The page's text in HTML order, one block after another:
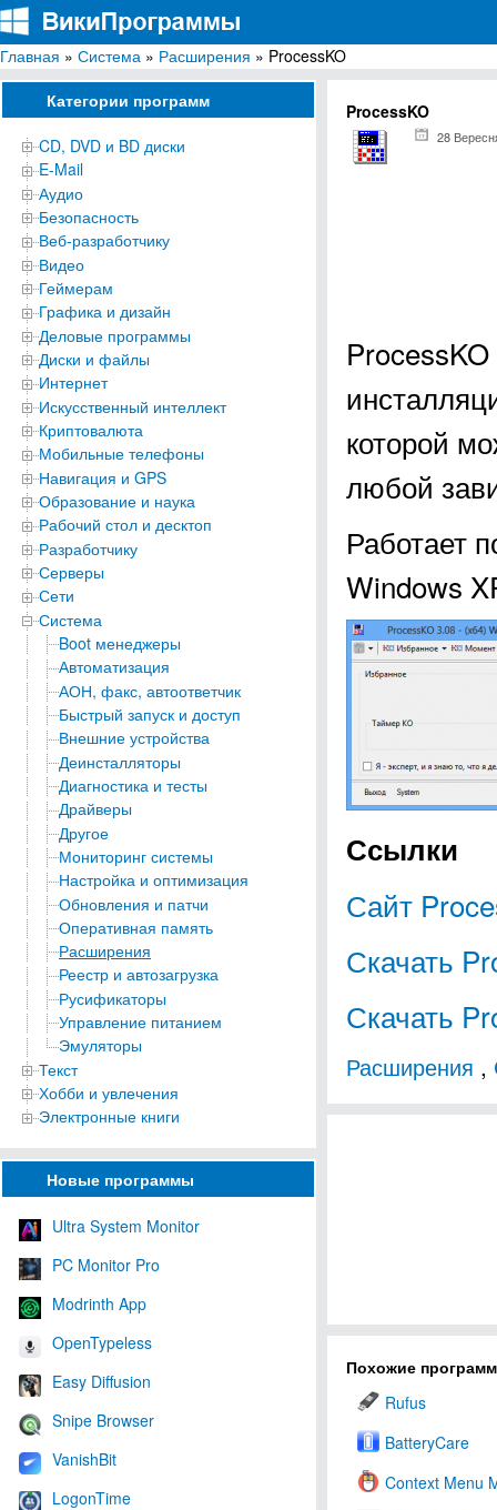
ВикиПрограммы
Энциклопедия бесплатных компьютерных программ для Windows
Главная » Система » Расширения » ProcessKO
Категории программ
CD, DVD и BD диски
E-Mail
Аудио
Безопасность
Веб-разработчику
Видео
Геймерам
Графика и дизайн
Деловые программы
Диски и файлы
Интернет
Искусственный интеллект
Криптовалюта
Мобильные телефоны
Навигация и GPS
Образование и наука
Рабочий стол и десктоп
Разработчику
Серверы
Сети
Система
Boot менеджеры
Автоматизация
АОН, факс, автоответчик
Быстрый запуск и доступ
Внешние устройства
Деинсталляторы
Диагностика и тесты
Драйверы
Другое
Мониторинг системы
Настройка и оптимизация
Обновления и патчи
Оперативная память
Расширения
Реестр и автозагрузка
Русификаторы
Управление питанием
Эмуляторы
Текст
Хобби и увлечения
Электронные книги
Новые программы
Ultra System Monitor
PC Monitor Pro
Modrinth App
OpenTypeless
Easy Diffusion
Snipe Browser
VanishBit
LogonTime
ProcessKO
28
которой
любой
Работает
Windows
Ссылки
Сайт
Скачать
Скачать
Расширения ,
Похожие
Rufus
BatteryCare
Context Menu